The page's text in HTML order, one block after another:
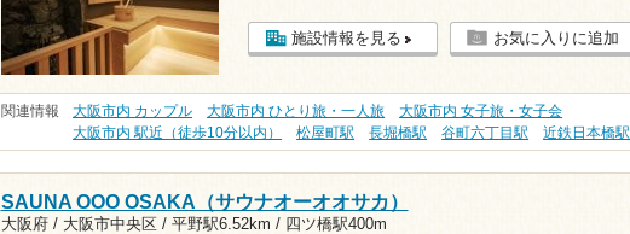
施設情報を見る お気に入りに追加
関連情報 大阪市内 カップル 大阪市内 ひとり旅・一人旅
大阪市内 女子旅・女子会
大阪市内 駅近（徒歩10分以内）
松屋町駅 長堀橋駅 谷町六丁目駅 近鉄日本橋駅
SAUNA OOO OSAKA（サウナオーオオサカ）
大阪府 / 大阪市中央区 / 平野駅6.52km / 四ツ橋駅400m